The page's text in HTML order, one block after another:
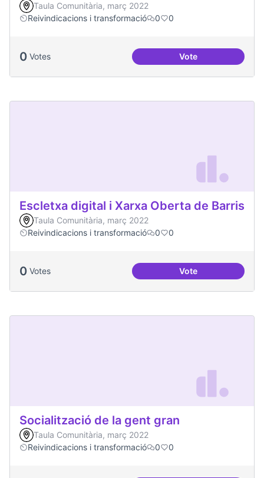
Taula Comunitària, març 2022
Reivindicacions i transformació
0 0
0 Votes VoteDinàmiques
Escletxa digital i Xarxa Oberta de Barris
Taula Comunitària, març 2022
Reivindicacions i transformació
0 0
0 Votes VoteEscletxa digital i
Socialització de la gent gran
Taula Comunitària, març 2022
Reivindicacions i transformació
0 0